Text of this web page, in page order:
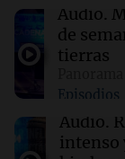
03:32 Mundo
Rescate
Nueva
03:15
Descubre
Rías
Audio.
de
tierras
Episodios
Audio.
intenso